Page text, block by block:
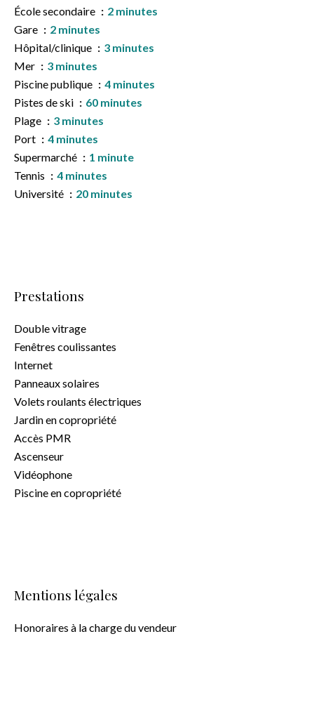
École secondaire
2 minutes
Gare
2 minutes
Hôpital/clinique
3 minutes
Mer
3 minutes
Piscine publique
4 minutes
Pistes de ski
60 minutes
Plage
3 minutes
Port
4 minutes
Supermarché
1 minute
Tennis
4 minutes
Université
20 minutes
Prestations
Double vitrage
Fenêtres coulissantes
Internet
Panneaux solaires
Volets roulants électriques
Jardin en copropriété
Accès PMR
Ascenseur
Vidéophone
Piscine en copropriété
Mentions légales
Honoraires à la charge du vendeur